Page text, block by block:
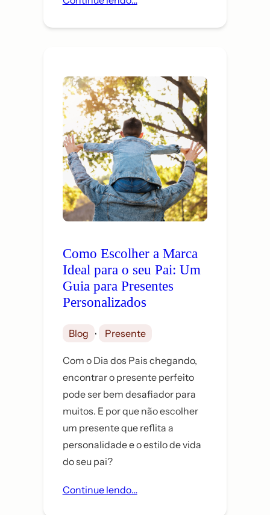
Como Escolher a Marca
Ideal para o seu Pai: Um
Guia para Presentes
Personalizados
Blog , Presente
Com o Dia dos Pais chegando,
encontrar o presente perfeito
pode ser bem desafiador para
muitos. E por que não escolher
um presente que reflita a
personalidade e o estilo de vida
do seu pai?
Continue lendo…